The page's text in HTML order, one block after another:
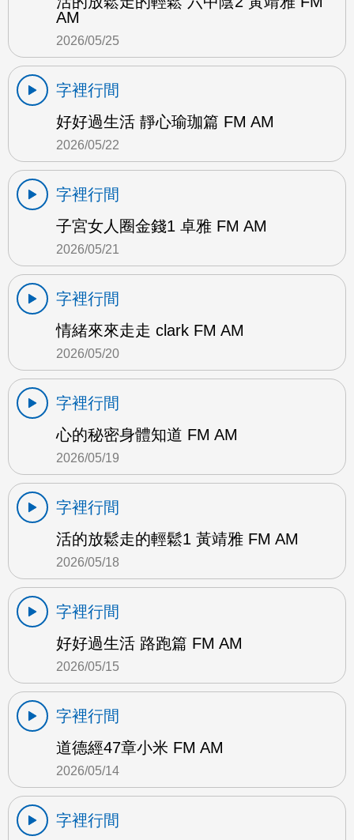
AM
2026/05/25
字裡行間
好好過生活 靜心瑜珈篇 FM AM
2026/05/22
字裡行間
子宮女人圈金錢1 卓雅 FM AM
2026/05/21
字裡行間
情緒來來走走 clark FM AM
2026/05/20
字裡行間
心的秘密身體知道 FM AM
2026/05/19
字裡行間
活的放鬆走的輕鬆1 黃靖雅 FM AM
2026/05/18
字裡行間
好好過生活 路跑篇 FM AM
2026/05/15
字裡行間
道德經47章小米 FM AM
2026/05/14
字裡行間